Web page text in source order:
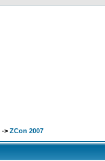
-> ZCon 2007